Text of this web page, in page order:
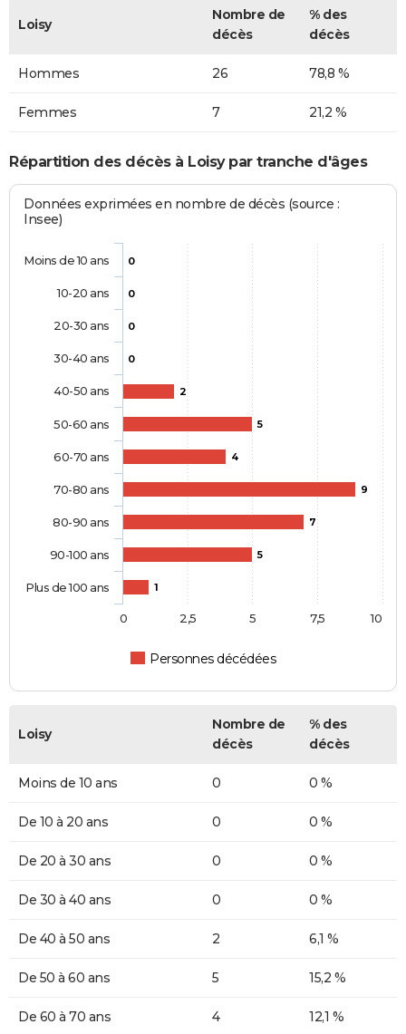
Loisy
Nombre de
décès
% des
décès
Hommes 26 78,8 %
Femmes 7 21,2 %
Répartition des décès à Loisy par tranche d'âges
Données exprimées en nombre de décès (source :
Insee)
0
0
0
0
2
5
4
9
7
5
1
Personnes décédées
Moins de 10 ans
10-20 ans
20-30 ans
30-40 ans
40-50 ans
50-60 ans
60-70 ans
70-80 ans
80-90 ans
90-100 ans
Plus de 100 ans
0 10
2,5 5 7,5
Loisy
Nombre de
décès
% des
décès
Moins de 10 ans 0 0 %
De 10 à 20 ans 0 0 %
De 20 à 30 ans 0 0 %
De 30 à 40 ans 0 0 %
De 40 à 50 ans 2 6,1 %
De 50 à 60 ans 5 15,2 %
De 60 à 70 ans 4 12,1 %